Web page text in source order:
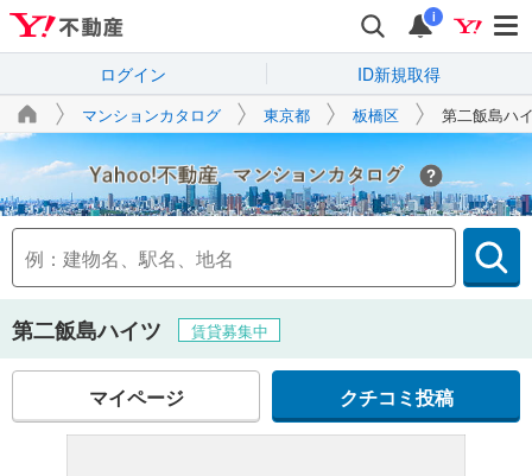
i
ログイン ID新規取得
マンションカタログ 東京都 板橋区 第二飯島ハ
Yahoo!不動産
第二飯島ハイツ 賃貸募集中
マイページ クチコミ投稿